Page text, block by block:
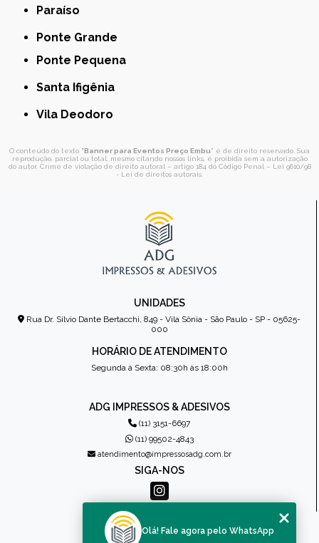
Paraíso
Ponte Grande
Ponte Pequena
Santa Ifigênia
Vila Deodoro
O conteúdo do texto " Banner para Eventos Preço Embu" é de direito reservado. Sua
reprodução, parcial ou total, mesmo citando nossos links, é proibida sem a autorização
do autor. Crime de violação de direito autoral – artigo 184 do Código Penal – Lei 9610/98
- Lei de direitos autorais.
UNIDADES
Rua Dr. Sílvio Dante Bertacchi, 849 - Vila Sônia - São Paulo - SP - 05625-
000
HORÁRIO DE ATENDIMENTO
Segunda à Sexta: 08:30h às 18:00h
ADG IMPRESSOS & ADESIVOS
(11) 3151-6697
(11) 99502-4843
atendimento@impressosadg.com.br
SIGA-NOS
MENU
Olá! Fale agora pelo WhatsApp